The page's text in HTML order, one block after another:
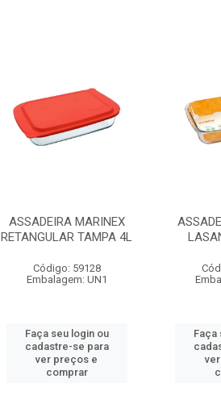
ASSADEIRA MARINEX
RETANGULAR TAMPA 4L
Código: 59128
Embalagem: UN1
Faça seu login ou
cadastre-se para
ver preços e
comprar
Faça